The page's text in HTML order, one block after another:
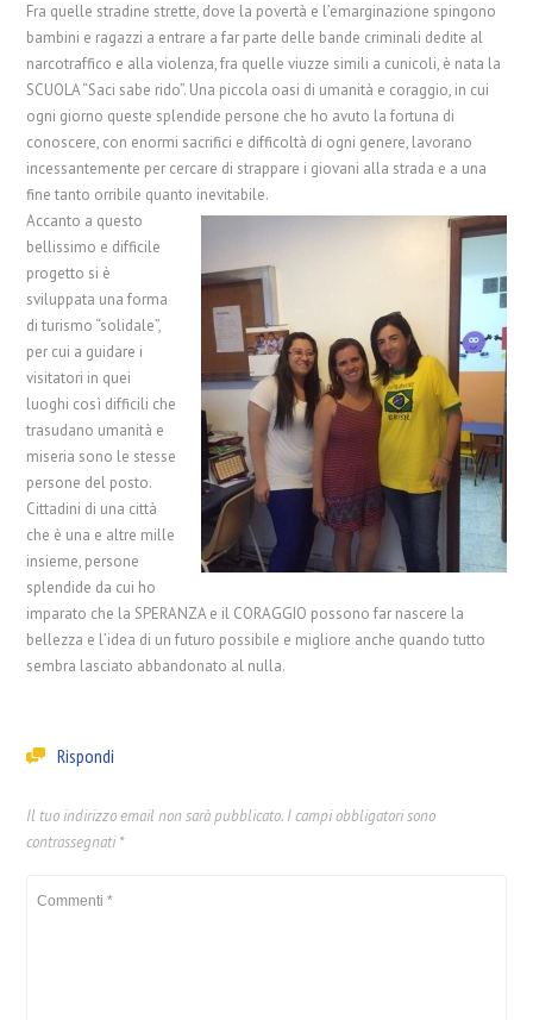
Fra quelle stradine strette, dove la povertà e l’emarginazione spingono
bambini e ragazzi a entrare a far parte delle bande criminali dedite al
narcotraffico e alla violenza, fra quelle viuzze simili a cunicoli, è nata la
SCUOLA “Saci sabe rido”. Una piccola oasi di umanità e coraggio, in cui
ogni giorno queste splendide persone che ho avuto la fortuna di
conoscere, con enormi sacrifici e difficoltà di ogni genere, lavorano
incessantemente per cercare di strappare i giovani alla strada e a una
fine tanto orribile quanto inevitabile.
Accanto a questo
bellissimo e difficile
progetto si è
sviluppata una forma
di turismo “solidale”,
per cui a guidare i
visitatori in quei
luoghi così difficili che
trasudano umanità e
miseria sono le stesse
persone del posto.
Cittadini di una città
che è una e altre mille
insieme, persone
splendide da cui ho
imparato che la SPERANZA e il CORAGGIO possono far nascere la
bellezza e l’idea di un futuro possibile e migliore anche quando tutto
sembra lasciato abbandonato al nulla.
Rispondi
Il tuo indirizzo email non sarà pubblicato. I campi obbligatori sono
contrassegnati*